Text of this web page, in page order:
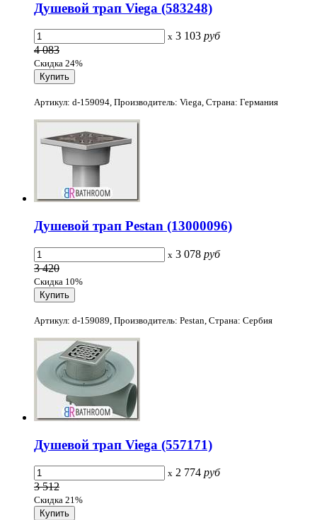
Душевой трап Viega (583248)
x 3 103 руб
4 083
Скидка 24%
Артикул: d-159094, Производитель: Viega, Страна: Германия
Душевой трап Pestan (13000096)
x 3 078 руб
3 420
Скидка 10%
Артикул: d-159089, Производитель: Pestan, Страна: Сербия
Душевой трап Viega (557171)
x 2 774 руб
3 512
Скидка 21%